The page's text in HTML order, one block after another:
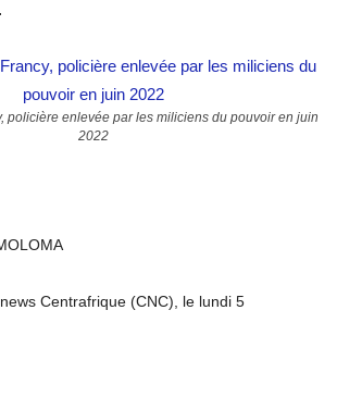
policière enlevée par les miliciens du pouvoir en juin
2022
Centrafrique (CNC), le lundi 5